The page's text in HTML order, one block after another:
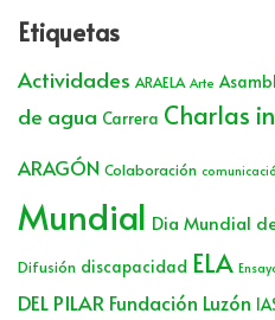
Etiquetas
Actividades ARAELA Arte
de agua Carrera Charlas
ARAGÓN Colaboración
Mundial Dia Mundial
Difusión discapacidad ELA
DEL PILAR Fundación Luzón